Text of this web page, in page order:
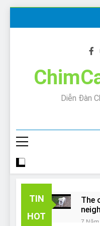
Diễn Đàn
TIN
HOT
The
7 Năm